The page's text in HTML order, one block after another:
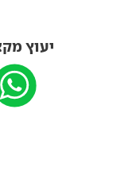
יעוץ